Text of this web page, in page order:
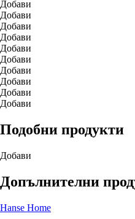
Добави
Добави
Добави
Добави
Добави
Добави
Добави
Добави
Добави
Добави
Подобни продукти
Добави
Допълнителни
Hanse Home